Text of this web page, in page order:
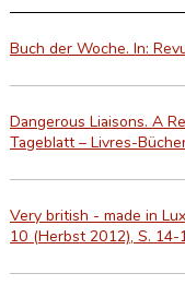
Buch der Woche. In:
Dangerous Liaisons. A
Tageblatt – Livres-
Very british - made in
10 (Herbst 2012), S. 14-